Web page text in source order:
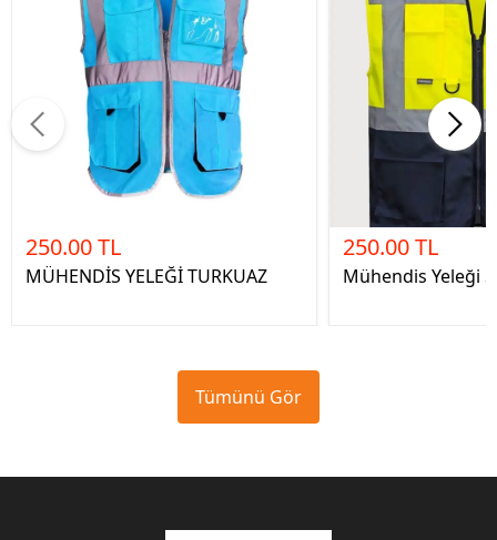
250.00 TL
MÜHENDİS YELEĞİ TURKUAZ
250.00 TL
Mühendis Yeleği
Tümünü Gör